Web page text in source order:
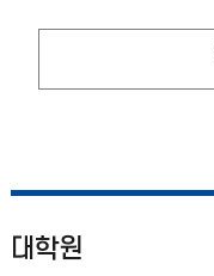
대학원